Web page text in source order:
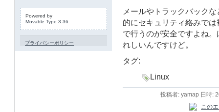
メールやトラックバック
的にセキュリティ絡みで
で行うのが安全ですよね
れしいんですけど。
タグ:
Linux
投稿者: yamap 日時:
Powered by
Movable Type 3.36
プライバシーポリシー